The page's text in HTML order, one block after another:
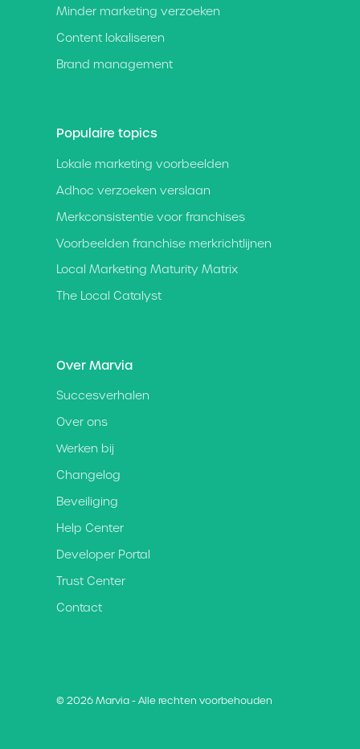
Minder marketing verzoeken
Content lokaliseren
Brand management
Populaire topics
Lokale marketing voorbeelden
Adhoc verzoeken verslaan
Merkconsistentie voor franchises
Voorbeelden franchise merkrichtlijnen
Local Marketing Maturity Matrix
The Local Catalyst
Over Marvia
Succesverhalen
Over ons
Werken bij
Changelog
Beveiliging
Help Center
Developer Portal
Trust Center
Contact
© 2026 Marvia - Alle rechten voorbehouden